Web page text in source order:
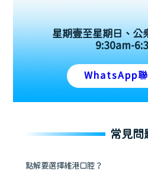
星期壹至星期日、公
9:30am-
WhatsApp
常見問
點解要選擇維港口腔？